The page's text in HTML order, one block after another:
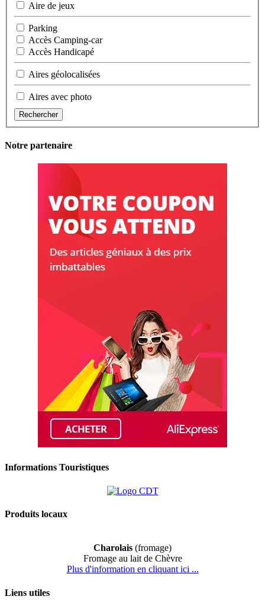
Aire de jeux
Parking
Accès Camping-car
Accès Handicapé
Aires géolocalisées
Aires avec photo
Rechercher
Notre partenaire
Informations Touristiques
Produits locaux
Charolais (fromage)
Fromage au lait de Chèvre
Plus d'information en cliquant ici ...
Liens utiles